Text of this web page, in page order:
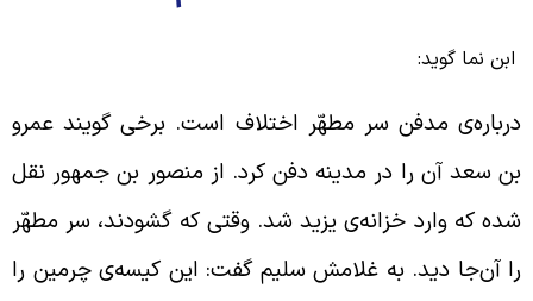
نما گوید:
مدفن سر مطهّر اختلاف است. برخی گویند عمرو
سعد آن را در مدینه دفن کرد. از منصور بن جمهور نقل
که وارد خزانه‌ی یزید شد. وقتی که گشودند، سر مطهّر
آن‌جا دید. به غلامش سلیم گفت: این کیسه‌ی چرمین را